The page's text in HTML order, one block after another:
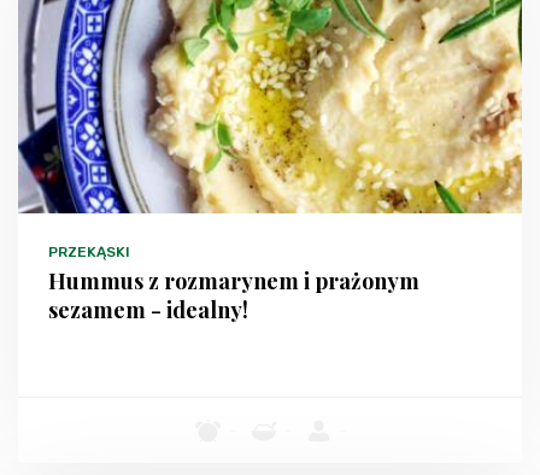
PRZEKĄSKI
Hummus z rozmarynem i prażonym
sezamem - idealny!